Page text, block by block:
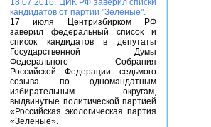
18.07.2016. ЦИК РФ заверил списки
кандидатов от партии "Зелёные".
17 июля Центризбирком РФ
заверил федеральный список и
список кандидатов в депутаты
Государственной Думы
Федерального Собрания
Российской Федерации седьмого
созыва по одномандатным
избирательным округам,
выдвинутые политической партией
«Российская экологическая партия
«Зеленые».